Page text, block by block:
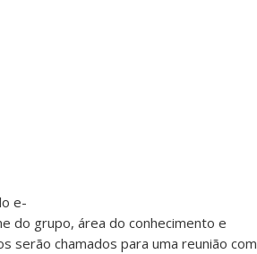
e-
do grupo, área do conhecimento e
serão chamados para uma reunião com